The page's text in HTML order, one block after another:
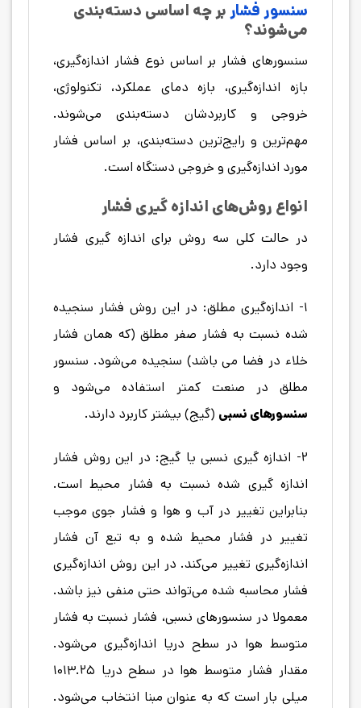
سنسور فشار بر چه اساسی دسته‌بندی
می‌شوند؟
سنسورهای فشار بر اساس نوع فشار اندازه‌گیری،
بازه اندازه‌گیری، بازه دمای عملکرد، تکنولوژی،
خروجی و کاربردشان دسته‌بندی می‌شوند.
مهم‌ترین و رایج‌ترین دسته‌بندی، بر اساس فشار
مورد اندازه‌گیری و خروجی دستگاه است.
انواع روش‌های اندازه گیری فشار
در حالت کلی سه روش برای اندازه گیری فشار
وجود دارد.
۱- اندازه‌گیری مطلق: در این روش فشار سنجیده
شده نسبت به فشار صفر مطلق (که همان فشار
خلاء در فضا می باشد) سنجیده می‌شود. سنسور
مطلق در صنعت کمتر استفاده می‌شود و
سنسورهای نسبی (گیج) بیشتر کاربرد دارند.
۲- اندازه گیری نسبی یا گیج: در این روش فشار
اندازه گیری شده نسبت به فشار محیط است.
بنابراین تغییر در آب و هوا و فشار جوی موجب
تغییر در فشار محیط شده و به تبع آن فشار
اندازه‌گیری تغییر می‌کند. در این روش اندازه‌گیری
فشار محاسبه شده می‌تواند حتی منفی نیز باشد.
معمولا در سنسورهای نسبی، فشار نسبت به فشار
متوسط هوا در سطح دریا اندازه‌گیری می‌شود.
مقدار فشار متوسط هوا در سطح دریا ۱۰۱۳.۲۵
میلی بار است که به عنوان مبنا انتخاب می‌شود.